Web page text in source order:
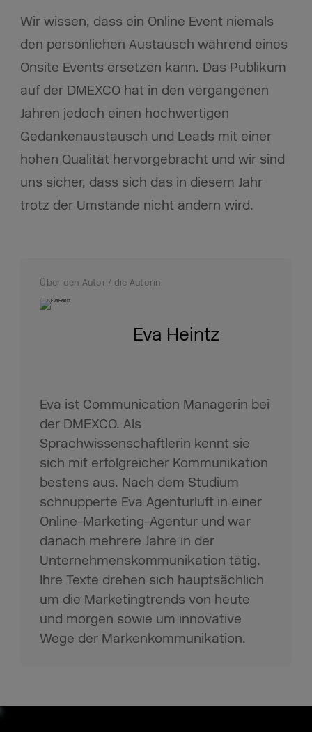
Wir wissen, dass ein Online Event niemals
den persönlichen Austausch während eines
Onsite Events ersetzen kann. Das Publikum
auf der DMEXCO hat in den vergangenen
Jahren jedoch einen hochwertigen
Gedankenaustausch und Leads mit einer
hohen Qualität hervorgebracht und wir sind
uns sicher, dass sich das in diesem Jahr
trotz der Umstände nicht ändern wird.
Über den Autor / die Autorin
Eva Heintz
Eva ist Communication Managerin bei
der DMEXCO. Als
Sprachwissenschaftlerin kennt sie
sich mit erfolgreicher Kommunikation
bestens aus. Nach dem Studium
schnupperte Eva Agenturluft in einer
Online-Marketing-Agentur und war
danach mehrere Jahre in der
Unternehmenskommunikation tätig.
Ihre Texte drehen sich hauptsächlich
um die Marketingtrends von heute
und morgen sowie um innovative
Wege der Markenkommunikation.